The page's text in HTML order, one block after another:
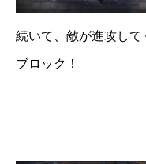
続いて、敵が進攻し
ブロック！